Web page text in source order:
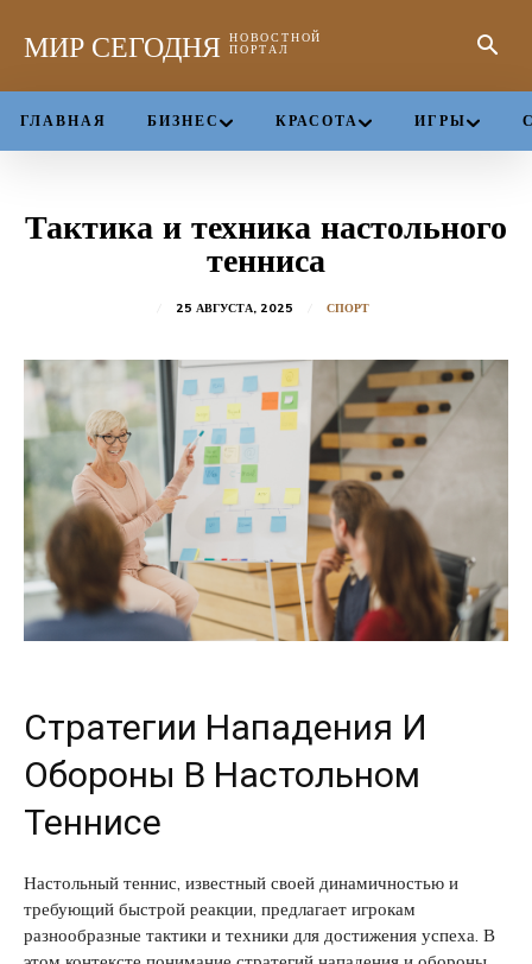
МИР СЕГОДНЯ НОВОСТНОЙ
ПОРТАЛ
ГЛАВНАЯ БИЗНЕС КРАСОТА ИГРЫ
Тактика и техника настольного
тенниса
25 АВГУСТА, 2025 СПОРТ
Стратегии Нападения И
Обороны В Настольном
Теннисе
Настольный теннис, известный своей динамичностью и
требующий быстрой реакции, предлагает игрокам
разнообразные тактики и техники для достижения успеха. В